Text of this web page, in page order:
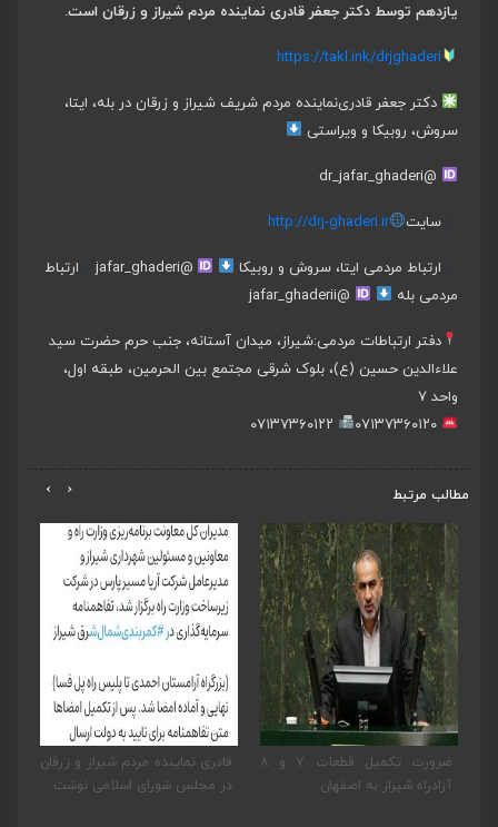
یازدهم توسط دکتر جعفر قادری نماینده مردم شیراز و زرقان است.
https://takl.ink/drjghaderi
دکتر جعفر قادرینماینده مردم شریف شیراز و زرقان در بله، ایتا،
سروش، روبیکا و ویراستی
@dr_jafar_ghaderi
سایت http://drj-ghaderi.ir
ارتباط مردمی ایتا، سروش و روبیکا @jafar_ghaderi
ارتباط
مردمی بله
@jafar_ghaderii
دفتر ارتباطات مردمی:شیراز، میدان آستانه، جنب حرم حضرت سید
علاءالدین حسین (ع)، بلوک شرقی مجتمع بین الحرمین، طبقه اول،
واحد ۷
مطالب مرتبط
ضرورت تکمیل قطعات ۷ و ۸
آزادراه شیراز به اصفهان
قادری نماینده مردم شیراز و زرقان
در مجلس شورای اسلامی نوشت
‹
›